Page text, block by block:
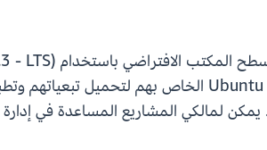
الخاص بهم لتحميل تبعياتهم